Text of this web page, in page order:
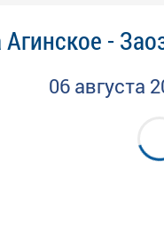
-
06 августа